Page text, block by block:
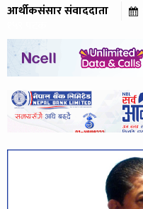
आर्थीकसंसार संवाददाता